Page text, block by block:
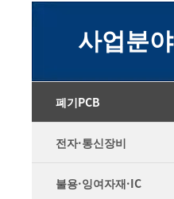
사업분야
폐기PCB
전자·통신장비
불용·잉여자재·IC